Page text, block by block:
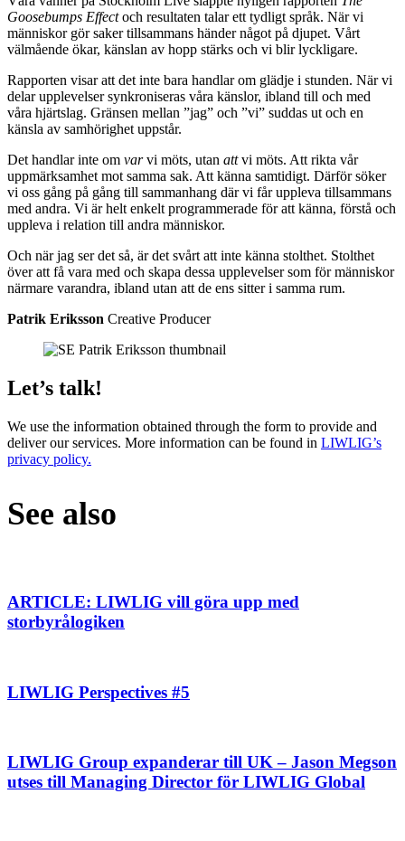
Goosebumps Effectoch resultaten talar ett tydligt språk. När vi
människor gör saker tillsammans händer något på djupet. Vårt
välmående ökar, känslan av hopp stärks och vi blir lyckligare.
Rapporten visar att det inte bara handlar om glädje i stunden. När vi
delar upplevelser synkroniseras våra känslor, ibland till och med
våra hjärtslag. Gränsen mellan ”jag” och ”vi” suddas ut och en
känsla av samhörighet uppstår.
Det handlar inte om varvi möts, utan attvi möts. Att rikta vår
uppmärksamhet mot samma sak. Att känna samtidigt. Därför söker
vi oss gång på gång till sammanhang där vi får uppleva tillsammans
med andra. Vi är helt enkelt programmerade för att känna, förstå och
uppleva i relation till andra människor.
Och när jag ser det så, är det svårt att inte känna stolthet. Stolthet
över att få vara med och skapa dessa upplevelser som för människor
närmare varandra, ibland utan att de ens sitter i samma rum.
Patrik Eriksson Creative Producer
Let’s talk!
We use the information obtained through the form to provide and
deliver our services. More information can be found in LIWLIG’s
privacy policy.
See also
ARTICLE: LIWLIG vill göra upp med
storbyrålogiken
LIWLIG Perspectives #5
LIWLIG Group expanderar till UK – Jason Megson
utses till Managing Director för LIWLIG Global